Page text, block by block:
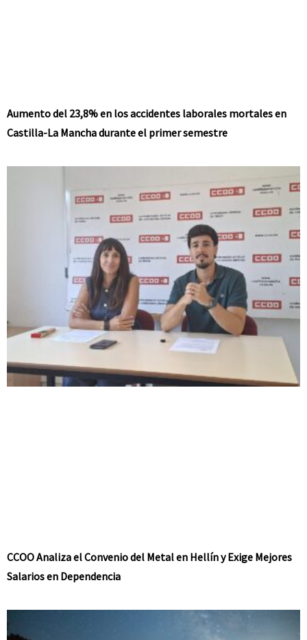
Aumento del 23,8% en los accidentes laborales mortales en
Castilla-La Mancha durante el primer semestre
CCOO Analiza el Convenio del Metal en Hellín y Exige Mejores
Salarios en Dependencia